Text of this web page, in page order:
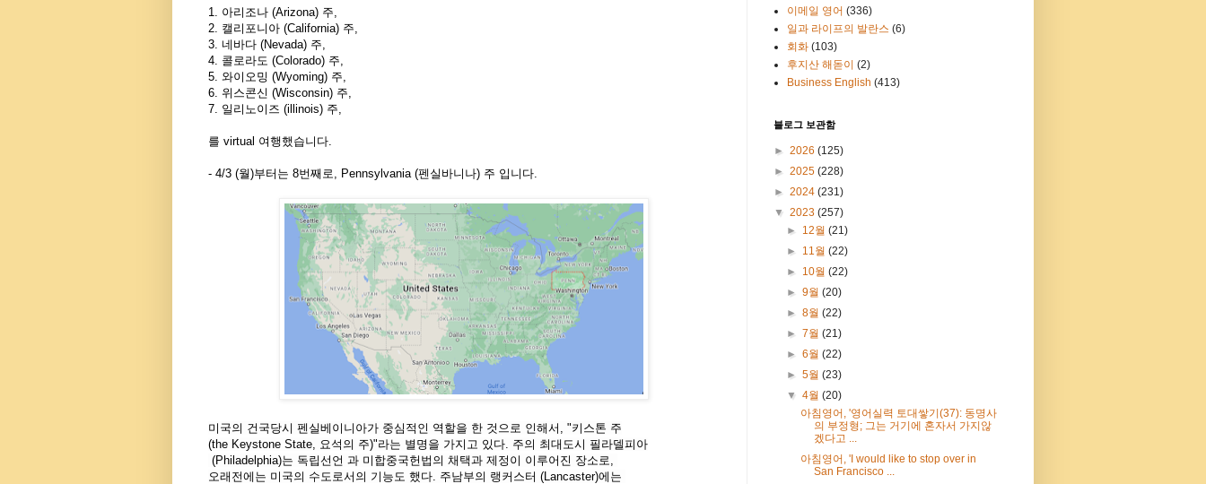
1. 아리조나 (Arizona) 주,
2. 캘리포니아 (California) 주,
3. 네바다 (Nevada) 주,
4. 콜로라도 (Colorado) 주,
5. 와이오밍 (Wyoming) 주,
6. 위스콘신 (Wisconsin) 주,
7. 일리노이즈 (illinois) 주,
를 virtual 여행했습니다.
- 4/3 (월)부터는 8번째로, Pennsylvania (펜실바니나) 주 입니다.
미국의 건국당시 펜실베이니아가 중심적인 역할을 한 것으로 인해서 "키스톤 주
(the Keystone State,
요석의 주)"라는 별명을 가지고 있다 주의 최대도시 필라델피아
(Philadelphia)는 독립선언 과 미합중국헌법의 채택과 제정이 이루어진 장소로
오래전에는 미국의 수도로서의 기능도 했다 주남부의 랭커스터 (Lancaster)에는
이메일 영어 (336)
일과 라이프의 발란스 (6)
회화 (103)
후지산 해돋이 (2)
Business English (413)
블로그 보관함
► 2026 (125)
► 2025 (228)
► 2024 (231)
▼ 2023 (257)
► 12월(21)
► 11월(22)
► 10월(22)
►9월(20)
►8월(22)
►7월(21)
►6월(22)
►5월(23)
▼4월(20)
아침영어, '영어실력 토대쌓기(37): 동명사
의 부정형; 그는 거기에 혼자서 가지않
겠다고 ...
아침영어, 'I would like to stop over in
San Francisco ...